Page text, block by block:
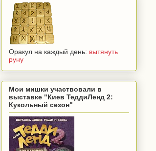
Оракул на каждый день: вытянуть
руну
Мои мишки участвовали в
выставке "Киев ТеддиЛенд 2:
Кукольный сезон"